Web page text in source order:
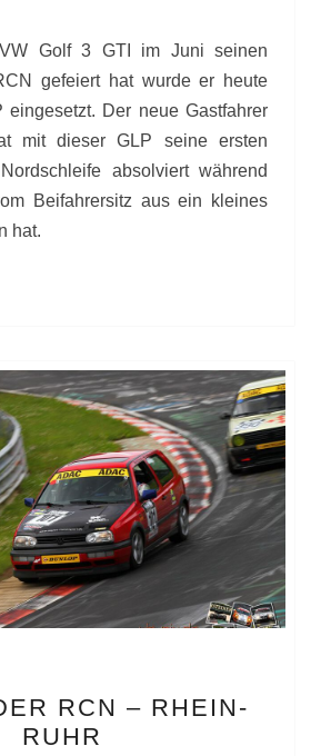
Golf 3 GTI im Juni seinen
gefeiert hat wurde er heute
eingesetzt. Der neue Gastfahrer
mit dieser GLP seine ersten
absolviert während
Beifahrersitz aus ein kleines
hat.
LAUF
DER
RCN – RHEIN-
RUHR